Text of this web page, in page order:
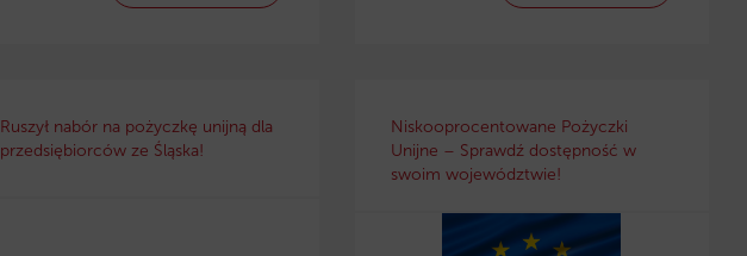
Ruszył nabór na pożyczkę unijną dla
przedsiębiorców ze Śląska!
Niskooprocentowane Pożyczki
Unijne – Sprawdź dostępność w
swoim województwie!